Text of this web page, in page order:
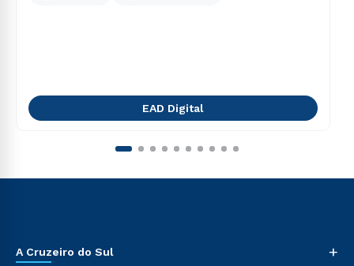
EAD Digital
A Cruzeiro do Sul +